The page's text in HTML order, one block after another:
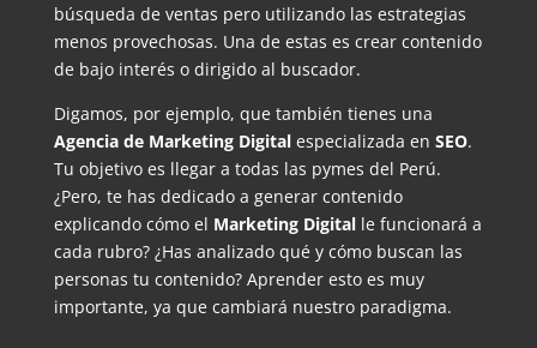
búsqueda de ventas pero utilizando las estrategias
menos provechosas. Una de estas es crear contenido
de bajo interés o dirigido al buscador.
Digamos, por ejemplo, que también tienes una
Agencia de Marketing Digitalespecializada en SEO.
Tu objetivo es llegar a todas las pymes del Perú.
¿Pero, te has dedicado a generar contenido
explicando cómo el Marketing Digitalle funcionará a
cada rubro? ¿Has analizado qué y cómo buscan las
personas tu contenido? Aprender esto es muy
importante, ya que cambiará nuestro paradigma.